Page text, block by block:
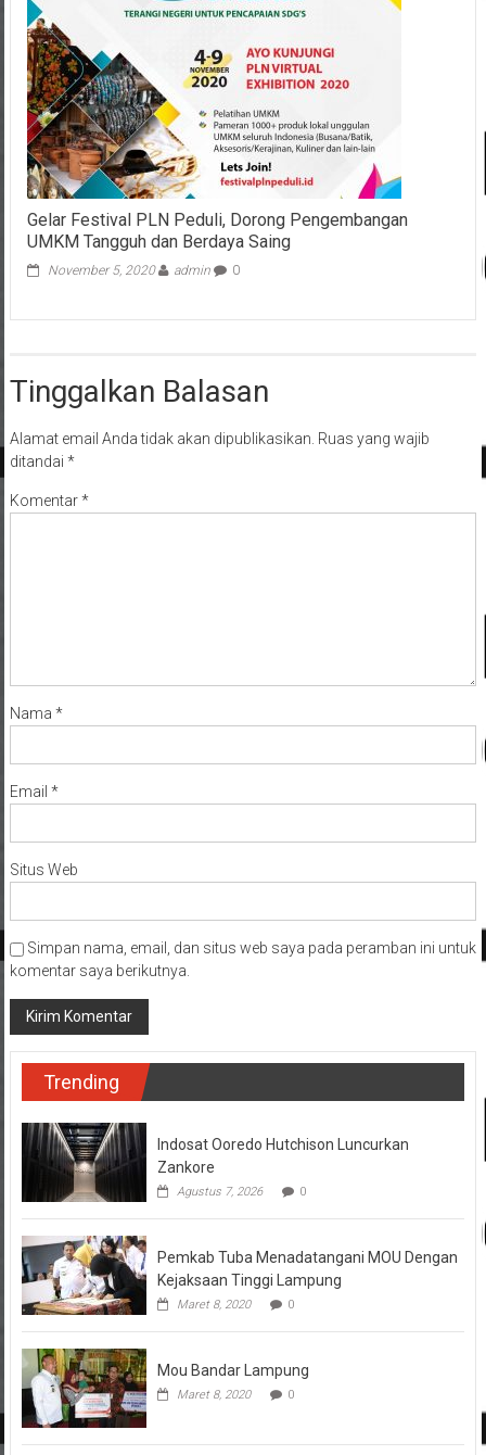
Gelar Festival PLN Peduli, Dorong Pengembangan
UMKM Tangguh dan Berdaya Saing
November 5, 2020 admin 0
Tinggalkan Balasan
Alamat email Anda tidak akan dipublikasikan. Ruas yang wajib
ditandai *
Komentar*
Nama *
Email *
Situs Web
Simpan nama, email, dan situs web saya pada peramban ini untuk
komentar saya berikutnya.
Trending
Indosat Ooredo Hutchison Luncurkan
Zankore
Agustus 7, 2026 0
Pemkab Tuba Menadatangani MOU Dengan
Kejaksaan Tinggi Lampung
Maret 8, 2020 0
Mou Bandar Lampung
Maret 8, 2020 0